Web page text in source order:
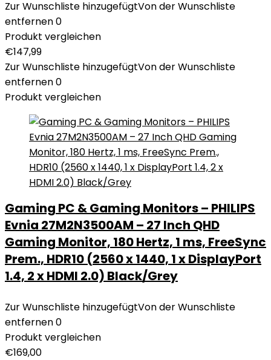
Zur Wunschliste hinzugefügtVon der Wunschliste
entfernen0
Produkt vergleichen
€147,99
Zur Wunschliste hinzugefügtVon der Wunschliste
entfernen0
Produkt vergleichen
Gaming PC & Gaming Monitors – PHILIPS
Evnia 27M2N3500AM – 27 Inch QHD
Gaming Monitor, 180 Hertz, 1 ms, FreeSync
Prem., HDR10 (2560 x 1440, 1 x DisplayPort
1.4, 2 x HDMI 2.0) Black/Grey
Zur Wunschliste hinzugefügtVon der Wunschliste
entfernen0
Produkt vergleichen
€169,00